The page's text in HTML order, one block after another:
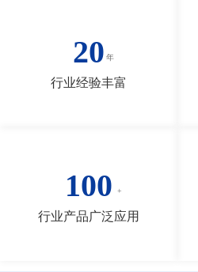
20
行业经验丰富
100
行业产品广泛应用